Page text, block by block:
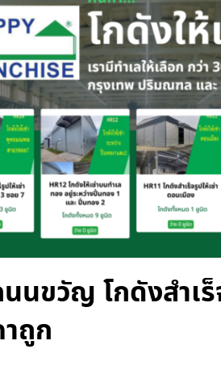
นขวัญ โกดังสำเร็
ถูก